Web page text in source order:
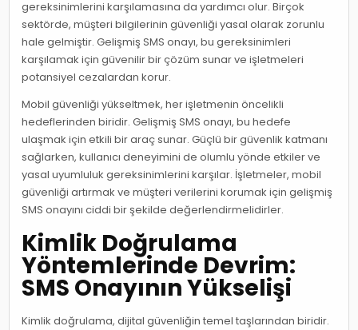
gereksinimlerini karşılamasına da yardımcı olur. Birçok
sektörde, müşteri bilgilerinin güvenliği yasal olarak zorunlu
hale gelmiştir. Gelişmiş SMS onayı, bu gereksinimleri
karşılamak için güvenilir bir çözüm sunar ve işletmeleri
potansiyel cezalardan korur.
Mobil güvenliği yükseltmek, her işletmenin öncelikli
hedeflerinden biridir. Gelişmiş SMS onayı, bu hedefe
ulaşmak için etkili bir araç sunar. Güçlü bir güvenlik katmanı
sağlarken, kullanıcı deneyimini de olumlu yönde etkiler ve
yasal uyumluluk gereksinimlerini karşılar. İşletmeler, mobil
güvenliği artırmak ve müşteri verilerini korumak için gelişmiş
SMS onayını ciddi bir şekilde değerlendirmelidirler.
Kimlik Doğrulama
Yöntemlerinde Devrim:
SMS Onayının Yükselişi
Kimlik doğrulama, dijital güvenliğin temel taşlarından biridir.